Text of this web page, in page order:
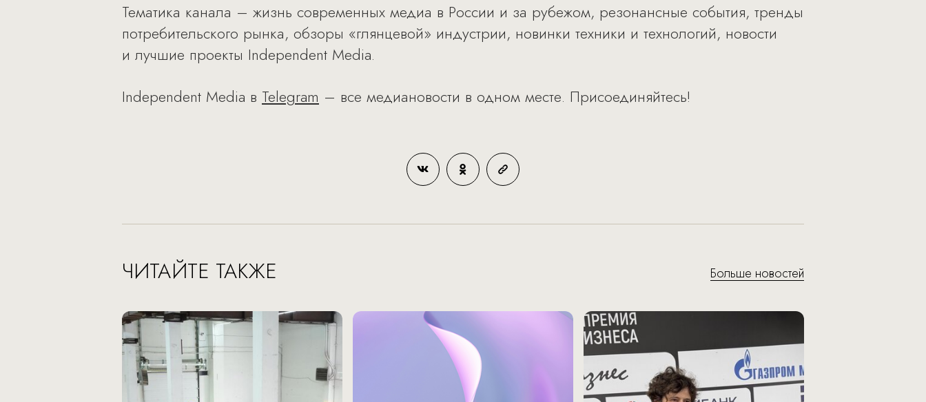
Тематика канала – жизнь современных медиа в России и за рубежом, резонансные события, тренды
потребительского рынка, обзоры «глянцевой» индустрии, новинки техники и технологий, новости
и лучшие проекты Independent Media.
Independent Media в Telegram – все медиановости в одном месте. Присоединяйтесь!
ЧИТАЙТЕ ТАКЖЕ Больше новостей